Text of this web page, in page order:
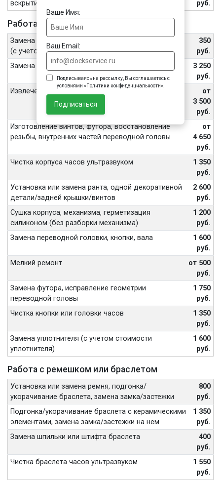
Ваше Имя:
Ваш Email:
Подписываясь на рассылку, Вы соглашаетесь с
условиями «Политики конфиденциальности».
Подписаться
вскрытием корпуса, включая цену батарейки руб.
Работа с корпусом, кнопками и головкой
Замена уплотнителя в процессе замены батарейки
(с учетом стоимости уплотнителя)
350
руб.
Замена корпуса часов
3 250
руб.
Извлечение обломанных винтов, шпилек
от
3 500
руб.
Изготовление винтов, футора, восстановление
резьбы, внутренних частей переводной головы
от
4 650
руб.
Чистка корпуса часов ультразвуком
1 350
руб.
Установка или замена ранта, одной декоративной
детали/задней крышки/винтов
2 600
руб.
Сушка корпуса, механизма, герметизация
силиконом (без разборки механизма)
1 200
руб.
Замена переводной головки, кнопки, вала
1 600
руб.
Мелкий ремонт
от 500
руб.
Замена футора, исправление геометрии
переводной головы
1 750
руб.
Чистка кнопки или головки часов
1 350
руб.
Замена уплотнителя (с учетом стоимости
уплотнителя)
1 600
руб.
Работа с ремешком или браслетом
Установка или замена ремня, подгонка/
укорачивание браслета, замена замка/застежки
800
руб.
Подгонка/укорачивание браслета с керамическими
элементами, замена замка/застежки на нем
1 350
руб.
Замена шпильки или штифта браслета
400
руб.
Чистка браслета часов ультразвуком
1 550
руб.